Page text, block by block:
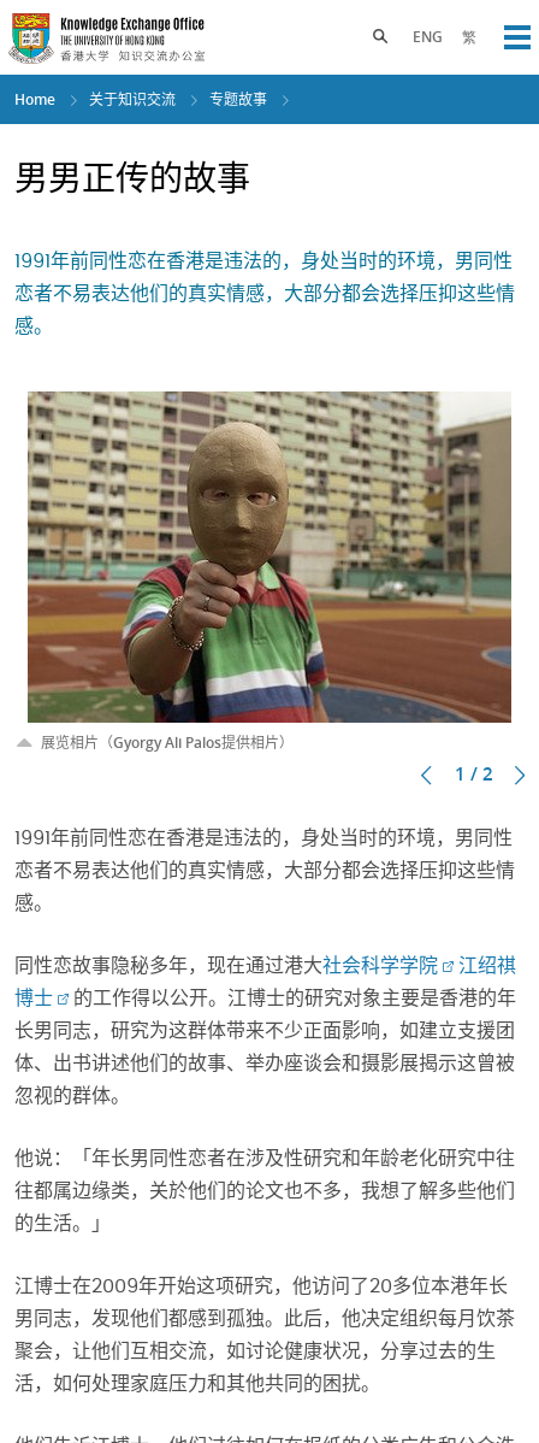
Skip
to
main
content
ENG 繁
Toggle search panel
Home 关于知识交流 专题故事
男男正传的故事
1991年前同性恋在香港是违法的，身处当时的环境，男同性
恋者不易表达他们的真实情感，大部分都会选择压抑这些情
感。
展览相片（Gyorgy Ali Palos提供相片）
1 / 2
1991年前同性恋在香港是违法的，身处当时的环境，男同性
恋者不易表达他们的真实情感，大部分都会选择压抑这些情
感。
同性恋故事隐秘多年，现在通过港大社会科学学院
江绍祺
博士
的工作得以公开。江博士的研究对象主要是香港的年
长男同志，研究为这群体带来不少正面影响，如建立支援团
体、出书讲述他们的故事、举办座谈会和摄影展揭示这曾被
忽视的群体。
他说：「年长男同性恋者在涉及性研究和年龄老化研究中往
往都属边缘类，关於他们的论文也不多，我想了解多些他们
的生活。」
江博士在2009年开始这项研究，他访问了20多位本港年长
男同志，发现他们都感到孤独。此后，他决定组织每月饮茶
聚会，让他们互相交流，如讨论健康状况，分享过去的生
活，如何处理家庭压力和其他共同的困扰。